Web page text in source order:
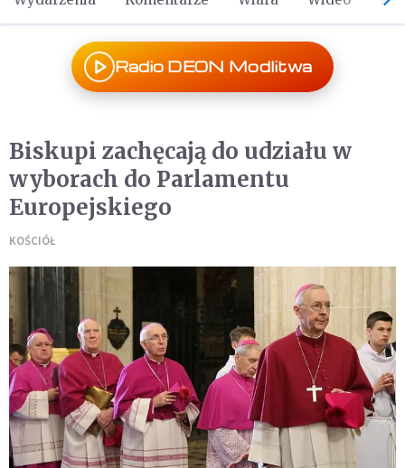
Radio DEON Modlitwa
Biskupi zachęcają do udziału w
wyborach do Parlamentu
Europejskiego
KOŚCIÓŁ